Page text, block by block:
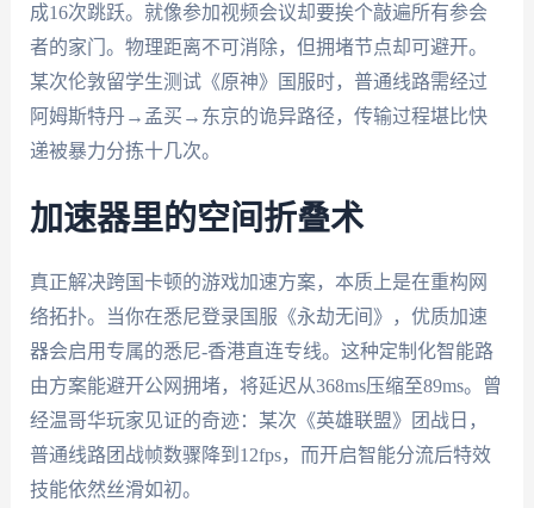
成16次跳跃。就像参加视频会议却要挨个敲遍所有参会
者的家门。物理距离不可消除，但拥堵节点却可避开。
某次伦敦留学生测试《原神》国服时，普通线路需经过
阿姆斯特丹→孟买→东京的诡异路径，传输过程堪比快
递被暴力分拣十几次。
加速器里的空间折叠术
真正解决跨国卡顿的游戏加速方案，本质上是在重构网
络拓扑。当你在悉尼登录国服《永劫无间》，优质加速
器会启用专属的悉尼-香港直连专线。这种定制化智能路
由方案能避开公网拥堵，将延迟从368ms压缩至89ms。曾
经温哥华玩家见证的奇迹：某次《英雄联盟》团战日，
普通线路团战帧数骤降到12fps，而开启智能分流后特效
技能依然丝滑如初。